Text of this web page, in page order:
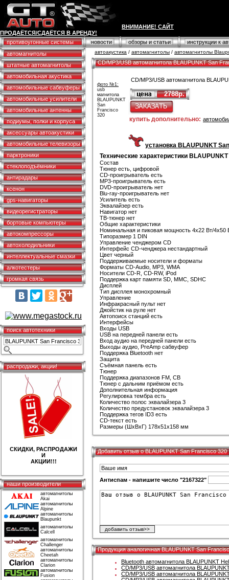
ВНИМАНИЕ! САЙТ
ПРОДАЁТСЯ/СДАЁТСЯ В АРЕНДУ!
противоугонные системы
новости обзоры и статьи
инструкции к
автомагнитолы
штатные автомагнитолы
автомобильная акустика
автомобильные сабвуферы
автомобильные усилители
автомобильные антенны
подиумы, полки и корпуса
аксессуары автоакустики
автомобильные телевизоры
парктроники
стеклоподъёмники
антирадары
ксенон
gps-навигаторы
видеорегистраторы
бортовые компьютеры
автокомпрессоры
автохолодильники
интеллектуальные смазки
алкотестеры
громкая связь
поиск автотехники
распродажи, акции!
СКИДКИ, РАСПРОДАЖИ
И
АКЦИИ!!!
наши производители
автомагнитолы
Akai
автомагнитолы
Alpine
автомагнитолы
Blaupunkt
автомагнитолы
Calcell
автомагнитолы
Challenger
автомагнитолы
Cheetah
автомагнитолы
Clarion
автомагнитолы
Fusion
автоакустика / автомагнитолы / автомагнитолы
CD/MP3/USB автомагнитола BLAUPUNKT San
фото №1:
usb
магнитола
BLAUPUNKT
San
Francisco
320
CD/MP3/USB автомагнитола
2788р.
купить дополнительно:
установка BLAUPUNKT
Технические характеристики
Состав
Тюнер есть, цифровой
CD-проигрыватель есть
MP3-проигрыватель есть
DVD-проигрыватель нет
Blu-ray-проигрыватель нет
Усилитель есть
Эквалайзер есть
Навигатор нет
ТВ-тюнер нет
Общие характеристики
Номинальная и пиковая мощность 4x22 Вт/4x50
Типоразмер 1 DIN
Управление ченджером CD
Интерфейс CD-ченджера нестандартный
Цвет черный
Поддерживаемые носители и форматы
Форматы CD-Audio, MP3, WMA
Носители CD-R, CD-RW, iPod
Поддержка карт памяти SD, MMC, SDHC
Дисплей
Тип дисплея монохромный
Управление
Инфракрасный пульт нет
Джойстик на руле нет
Автопоиск станций есть
Интерфейсы
Входы USB
USB на передней панели есть
Вход аудио на передней панели есть
Выходы аудио, PreAmp сабвуфер
Поддержка Bluetooth нет
Защита
Съёмная панель есть
Тюнер
Поддержка диапазонов FM, СВ
Тюнер с дальним приёмом есть
Дополнительная информация
Регулировка тембра есть
Количество полос эквалайзера 3
Количество предустановок эквалайзера 3
Поддержка тегов ID3 есть
CD-текст есть
Размеры (ШхВхГ) 178x51x158 мм
Добавить отзыв о BLAUPUNKT San Francisco 320
Антиспам - напишите число "2167322"
Продукция аналогичная BLAUPUNKT San
Bluetooth автомагнитола BLAUPUNKT
CD/MP3/USB автомагнитола
CD/MP3/USB автомагнитола